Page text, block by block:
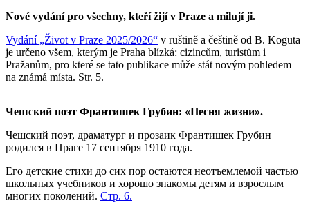
Nové vydání pro všechny, kteří žijí v Praze a milují ji.
Vydání „Život v Praze 2025/2026“ v ruštině a češtině od B. Koguta
je určeno všem, kterým je Praha blízká: cizincům, turistům i
Pražanům, pro které se tato publikace může stát novým pohledem
na známá místa. Str. 5.
Чешский поэт Франтишек Грубин: «Песня жизни».
Чешский поэт, драматург и прозаик Франтишек Грубин
родился в Праге 17 сентября 1910 года.
Его детские стихи до сих пор остаются неотъемлемой частью
школьных учебников и хорошо знакомы детям и взрослым
многих поколений. Стр. 6.